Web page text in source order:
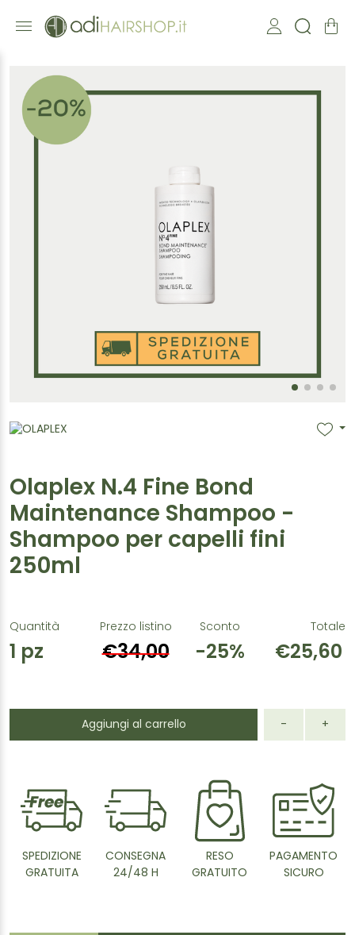
Olaplex N.4 Fine Bond
Maintenance Shampoo -
Shampoo per capelli fini
250ml
Quantità
1 pz
Prezzo listino
€34,00
Sconto
-25%
Totale
€25,60
Aggiungi al carrello - +
SPEDIZIONE
GRATUITA
CONSEGNA
24/48 H
RESO
GRATUITO
PAGAMENTO
SICURO